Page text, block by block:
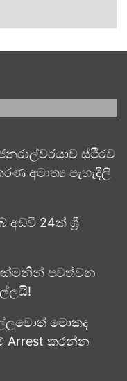
ස්ථිරව
අමාත්‍ය පැහැදිලි
අඩවි 24ක් ශ්‍රී
පවත්වන
මොකද
Arrest කරන්න